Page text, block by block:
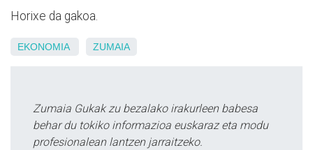
Horixe da gakoa.
EKONOMIA ZUMAIA
Zumaia Gukak zu bezalako irakurleen babesa
behar du tokiko informazioa euskaraz eta modu
profesionalean lantzen jarraitzeko.